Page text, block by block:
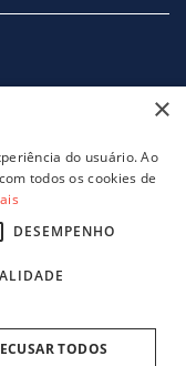
×
do usuário. Ao
todos os cookies de
DESEMPENHO
TODOS